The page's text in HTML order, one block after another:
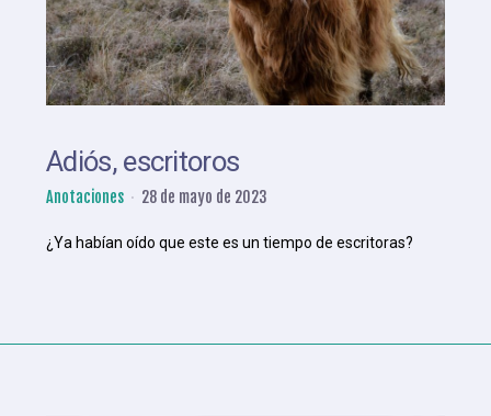
Adiós, escritoros
Anotaciones 28 de mayo de 2023
¿Ya habían oído que este es un tiempo de escritoras?